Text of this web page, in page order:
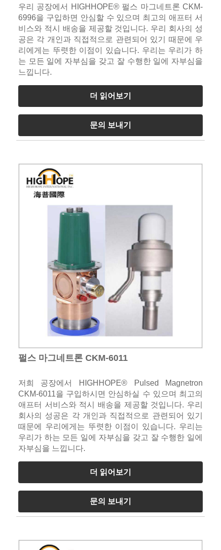
우리 공장에서 HIGHHOPE® 펄스 마그네트론 CKM-
6996을 구입하면 안심할 수 있으며 최고의 애프터 서
비스와 적시 배송을 제공할 것입니다. 우리 회사의 성
공은 각 개인과 직접적으로 관련되어 있기 때문에 우
리에게는 뚜렷한 이점이 있습니다. 우리는 우리가 하
는 모든 일에 자부심을 갖고 잘 수행한 일에 자부심을
느낍니다.
더 읽어보기
문의 보내기
펄스 마그네트론 CKM-6011
저희 공장에서 HIGHHOPE® Pulsed Magnetron
CKM-6011을 구입하시면 안심하실 수 있으며 최고의
애프터 서비스와 적시 배송을 제공할 것입니다. 우리
회사의 성공은 각 개인과 직접적으로 관련되어 있기
때문에 우리에게는 뚜렷한 이점이 있습니다. 우리는
우리가 하는 모든 일에 자부심을 갖고 잘 수행한 일에
자부심을 느낍니다.
더 읽어보기
문의 보내기